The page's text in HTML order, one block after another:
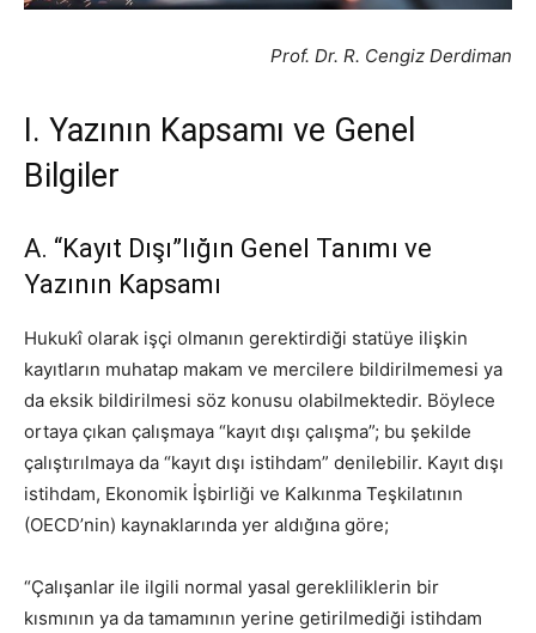
Prof. Dr. R. Cengiz Derdiman
I. Yazının Kapsamı ve Genel
Bilgiler
A. “Kayıt Dışı”lığın Genel Tanımı ve
Yazının Kapsamı
Hukukî olarak işçi olmanın gerektirdiği statüye ilişkin
kayıtların muhatap makam ve mercilere bildirilmemesi ya
da eksik bildirilmesi söz konusu olabilmektedir. Böylece
ortaya çıkan çalışmaya “kayıt dışı çalışma”; bu şekilde
çalıştırılmaya da “kayıt dışı istihdam” denilebilir. Kayıt dışı
istihdam, Ekonomik İşbirliği ve Kalkınma Teşkilatının
(OECD’nin) kaynaklarında yer aldığına göre;
“Çalışanlar ile ilgili normal yasal gerekliliklerin bir
kısmının ya da tamamının yerine getirilmediği istihdam